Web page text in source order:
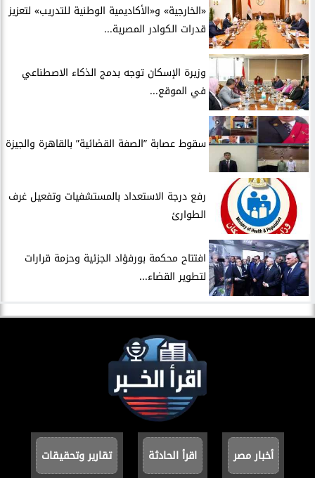
​«الخارجية» و«الأكاديمية الوطنية للتدريب» لتعزيز
قدرات الكوادر المصرية...
​وزيرة الإسكان توجه بدمج الذكاء الاصطناعي
في الموقع...
سقوط عصابة ”الصفة القضائية” بالقاهرة والجيزة
​رفع درجة الاستعداد بالمستشفيات وتفعيل غرف
الطوارئ
افتتاح محكمة بورفؤاد الجزئية وحزمة قرارات
لتطوير القضاء...
أخبار مصر اقرأ الحادثة تقارير وتحقيقات